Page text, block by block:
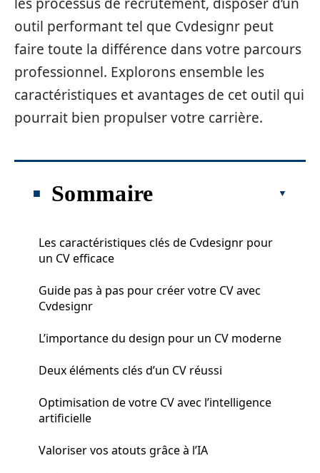
outil performant tel que Cvdesignr peut
faire toute la différence dans votre parcours
professionnel. Explorons ensemble les
caractéristiques et avantages de cet outil qui
pourrait bien propulser votre carrière.
Sommaire
Les caractéristiques clés de Cvdesignr pour
un CV efficace
Guide pas à pas pour créer votre CV avec
Cvdesignr
L’importance du design pour un CV moderne
Deux éléments clés d’un CV réussi
Optimisation de votre CV avec l’intelligence
artificielle
Valoriser vos atouts grâce à l’IA